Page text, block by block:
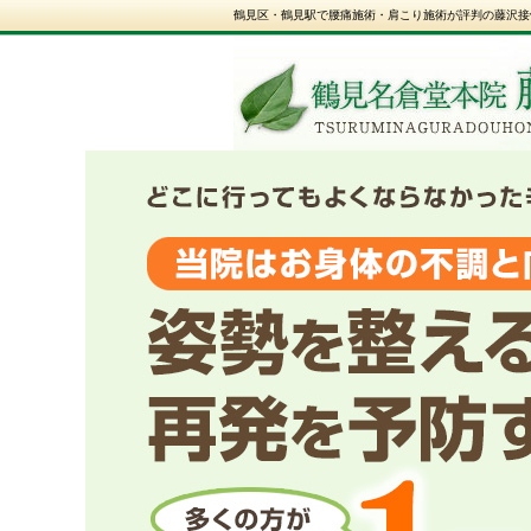
鶴見区・鶴見駅で腰痛施術・肩こり施術が評判の藤沢